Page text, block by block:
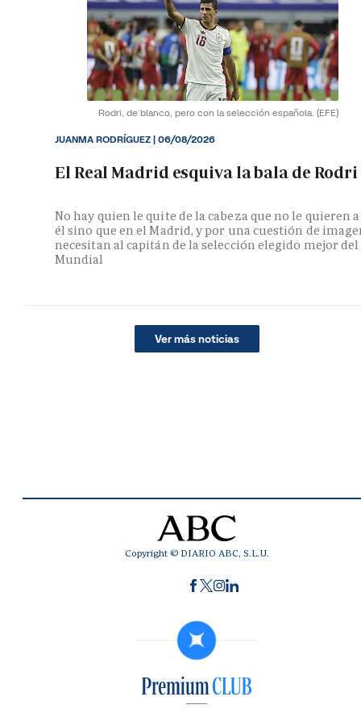
Rodri, de blanco, pero con la selección española. (EFE)
El Real Madrid esquiva la bala de Rodri
No hay quien le quite de la cabeza que no le quieren a
él sino que en el Madrid, y por una cuestión de
necesitan al capitán de la selección elegido mejor del
Mundial
JUANMA RODRÍGUEZ|06/08/2026
Ver más noticias
Copyright © DIARIO ABC, S.L.U.